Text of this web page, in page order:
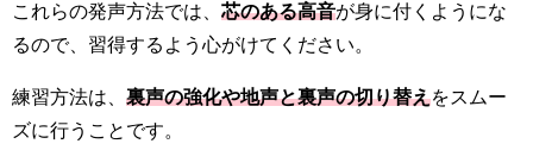
これらの発声方法では、 芯のある高音が身に付くようにな
るので、習得するよう心がけてください。
練習方法は、 裏声の強化や地声と裏声の切り替えをスムー
ズに行うことです。